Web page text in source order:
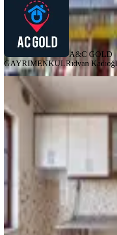
A&C GOLD
GAYRIMENKULRıdvan
BALKONLU
Battalgazi,
Atakan Emlak ATAKAN ATMACA